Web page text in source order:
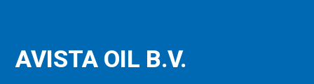
AVISTA OIL B.V.